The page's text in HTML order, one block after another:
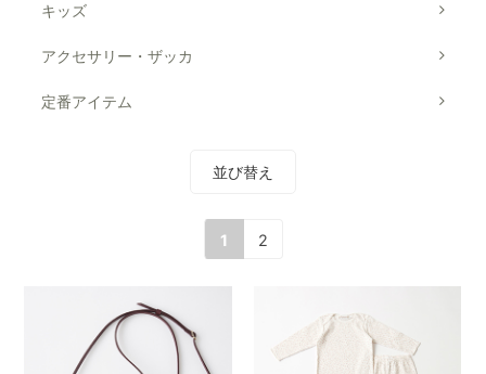
キッズ
アクセサリー・ザッカ
定番アイテム
並び替え
1 2